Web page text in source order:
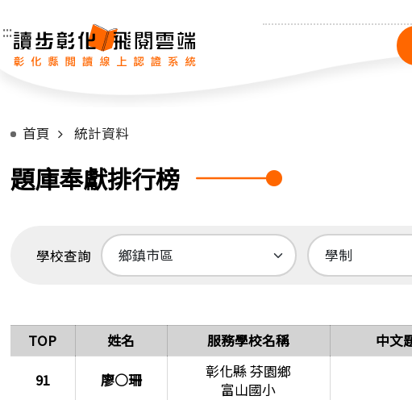
:::
首頁 統計資料
題庫奉獻排行榜
學校查詢
TOP 姓名 服務學校名稱 中文
91 廖○珊
彰化縣 芬園鄉
富山國小